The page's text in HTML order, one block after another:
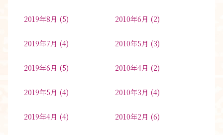
2019年8月 (5)
2019年7月 (4)
2019年6月 (5)
2019年5月 (4)
2019年4月 (4)
2010年6月 (2)
2010年5月 (3)
2010年4月 (2)
2010年3月 (4)
2010年2月 (6)